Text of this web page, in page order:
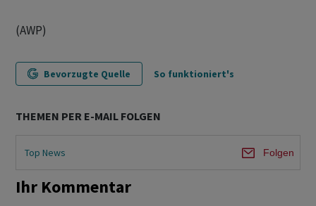
(AWP)
Bevorzugte Quelle So funktioniert's
THEMEN PER E-MAIL FOLGEN
Top News Folgen
Ihr Kommentar